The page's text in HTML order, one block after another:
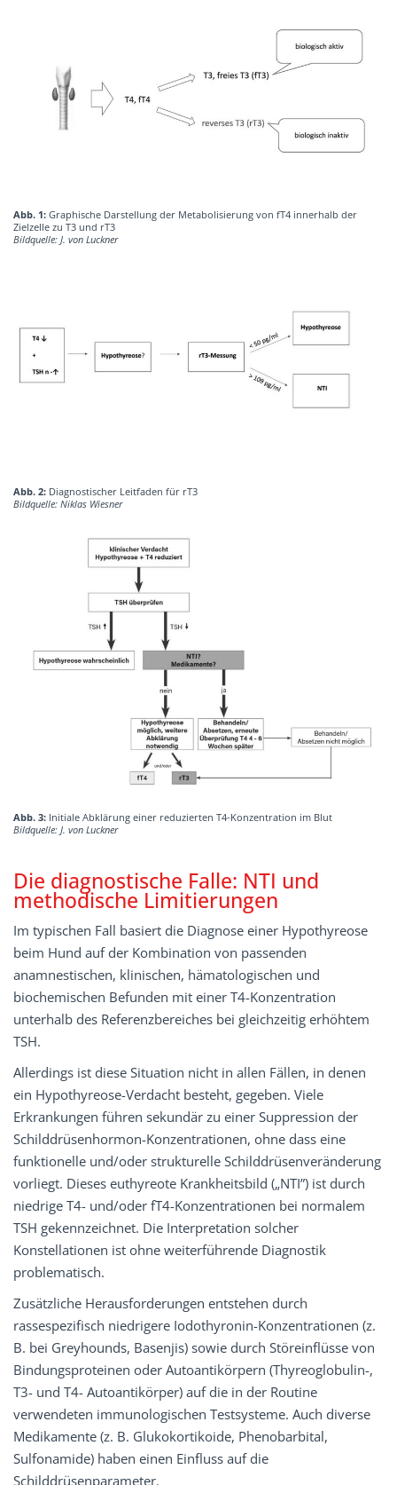
Abb. 1: Graphische Darstellung der Metabolisierung von fT4 innerhalb der
Zielzelle zu T3 und rT3
Bildquelle: J. von Luckner
Abb. 2: Diagnostischer Leitfaden für rT3
Bildquelle: Niklas Wiesner
Abb. 3: Initiale Abklärung einer reduzierten T4-Konzentration im Blut
Bildquelle: J. von Luckner
Die diagnostische Falle: NTI und
methodische Limitierungen
Im typischen Fall basiert die Diagnose einer Hypothyreose
beim Hund auf der Kombination von passenden
anamnestischen, klinischen, hämatologischen und
biochemischen Befunden mit einer T4-Konzentration
unterhalb des Referenzbereiches bei gleichzeitig erhöhtem
TSH.
Allerdings ist diese Situation nicht in allen Fällen, in denen
ein Hypothyreose-Verdacht besteht, gegeben. Viele
Erkrankungen führen sekundär zu einer Suppression der
Schilddrüsenhormon-Konzentrationen, ohne dass eine
funktionelle und/oder strukturelle Schilddrüsenveränderung
vorliegt. Dieses euthyreote Krankheitsbild („NTI”) ist durch
niedrige T4- und/oder fT4-Konzentrationen bei normalem
TSH gekennzeichnet. Die Interpretation solcher
Konstellationen ist ohne weiterführende Diagnostik
problematisch.
Zusätzliche Herausforderungen entstehen durch
rassespezifisch niedrigere Iodothyronin-Konzentrationen (z.
B. bei Greyhounds, Basenjis) sowie durch Störeinflüsse von
Bindungsproteinen oder Autoantikörpern (Thyreoglobulin-,
T3- und T4- Autoantikörper) auf die in der Routine
verwendeten immunologischen Testsysteme. Auch diverse
Medikamente (z. B. Glukokortikoide, Phenobarbital,
Sulfonamide) haben einen Einfluss auf die
Schilddrüsenparameter.